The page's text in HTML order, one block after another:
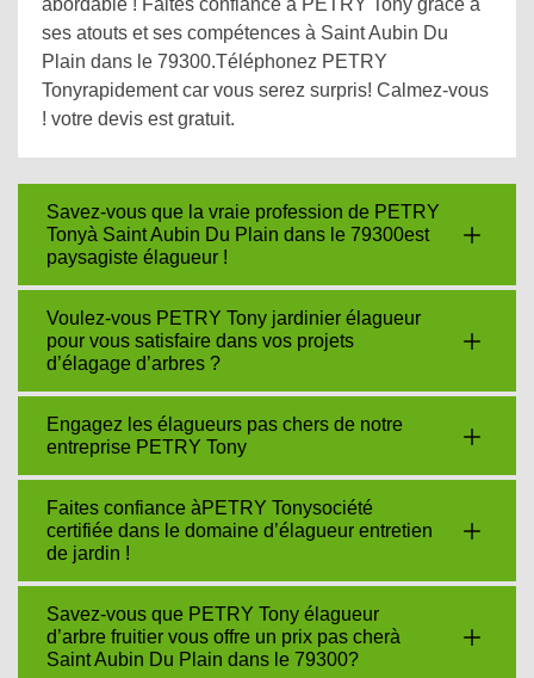
abordable ! Faites confiance à PETRY Tony grâce à
ses atouts et ses compétences à Saint Aubin Du
Plain dans le 79300.Téléphonez PETRY
Tonyrapidement car vous serez surpris! Calmez-vous
! votre devis est gratuit.
Savez-vous que la vraie profession de PETRY
Tonyà Saint Aubin Du Plain dans le 79300est
paysagiste élagueur !
Voulez-vous PETRY Tony jardinier élagueur
pour vous satisfaire dans vos projets
d’élagage d’arbres ?
Engagez les élagueurs pas chers de notre
entreprise PETRY Tony
Faites confiance àPETRY Tonysociété
certifiée dans le domaine d’élagueur entretien
de jardin !
Savez-vous que PETRY Tony élagueur
d’arbre fruitier vous offre un prix pas cherà
Saint Aubin Du Plain dans le 79300?